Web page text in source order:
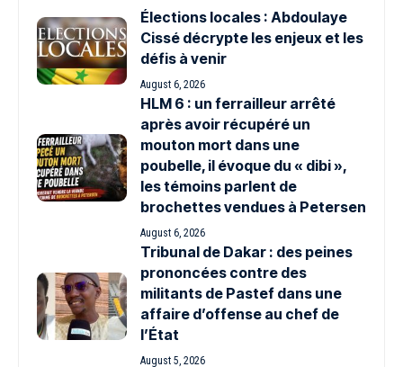
Élections locales : Abdoulaye
Cissé décrypte les enjeux et les
défis à venir
August 6, 2026
HLM 6 : un ferrailleur arrêté
après avoir récupéré un
mouton mort dans une
poubelle, il évoque du « dibi »,
les témoins parlent de
brochettes vendues à Petersen
August 6, 2026
Tribunal de Dakar : des peines
prononcées contre des
militants de Pastef dans une
affaire d’offense au chef de
l’État
August 5, 2026